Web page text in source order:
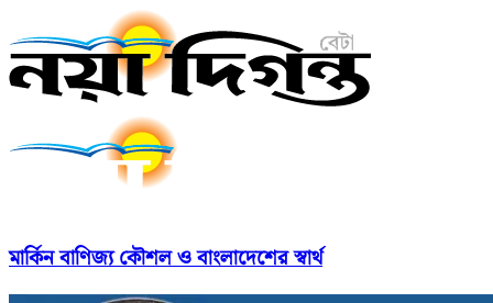
মার্কিন বাণিজ্য কৌশল ও বাংলাদেশের স্বার্থ